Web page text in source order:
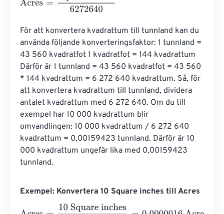
För att konvertera kvadrattum till tunnland kan du
använda följande konverteringsfaktor: 1 tunnland =
43 560 kvadratfot 1 kvadratfot = 144 kvadrattum
Därför är 1 tunnland = 43 560 kvadratfot = 43 560
* 144 kvadrattum = 6 272 640 kvadrattum. Så, för
att konvertera kvadrattum till tunnland, dividera
antalet kvadrattum med 6 272 640. Om du till
exempel har 10 000 kvadrattum blir
omvandlingen: 10 000 kvadrattum / 6 272 640
kvadrattum = 0,00159423 tunnland. Därför är 10
000 kvadrattum ungefär lika med 0,00159423
tunnland.
Exempel: Konvertera 10 Square inches till Acres
Acres
10 Square inches6272640 = 0.0000016 Acres